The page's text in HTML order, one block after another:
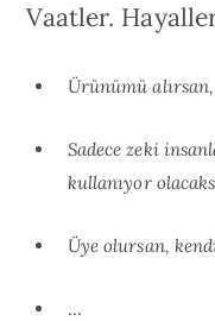
Vaatler.
Ürünümü
Sadece zeki
kullanıyor
Üye olursan,
…